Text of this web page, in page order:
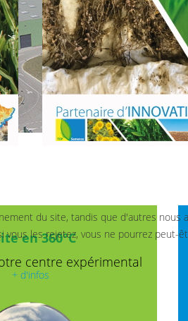
en 360°C
centre expérimental
du site, tandis que d'autres
les rejetez, vous ne pourrez
+ d'infos